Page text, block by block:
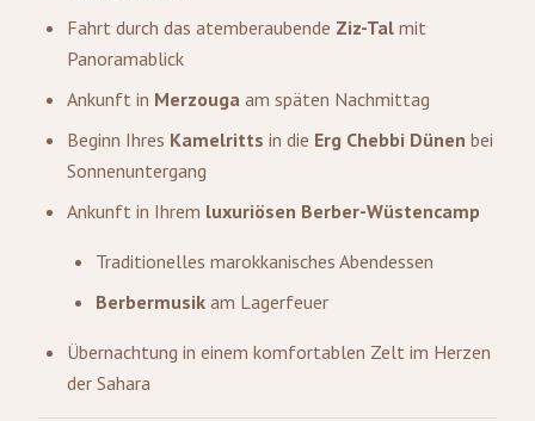
Fahrt durch das atemberaubende Ziz-Tal mit
Panoramablick
Ankunft in Merzouga am späten Nachmittag
Beginn Ihres Kamelritts in die Erg Chebbi Dünen bei
Sonnenuntergang
Ankunft in Ihrem luxuriösen Berber-Wüstencamp
Traditionelles marokkanisches Abendessen
Berbermusik am Lagerfeuer
Übernachtung in einem komfortablen Zelt im Herzen
der Sahara